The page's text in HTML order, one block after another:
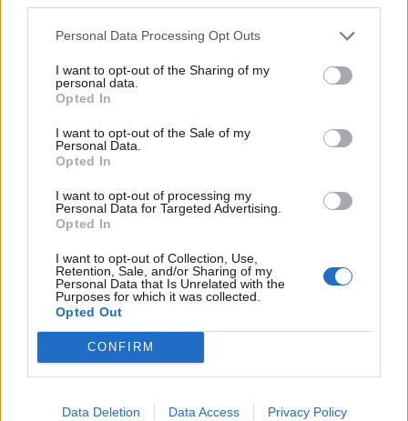
Personal Data Processing Opt Outs
I want to opt-out of the Sharing of my
personal data.
Opted In
I want to opt-out of the Sale of my
Personal Data.
Opted In
I want to opt-out of processing my
Personal Data for Targeted Advertising.
Opted In
I want to opt-out of Collection, Use,
Retention, Sale, and/or Sharing of my
Personal Data that Is Unrelated with the
Purposes for which it was collected.
Opted Out
CONFIRM
Data Deletion Data Access Privacy Policy
Ο Κώστας Πέτσας αφνμει πίσω του
Ο Κώστας Πέτσας, παντρεμένος και αφήνει
πίσω του ένα γιο.
Ενώ αναμένεται και η νεκροψία-νεκροτομή για
να δώσει απαντήσεις για τα αίτια του θανάτου.